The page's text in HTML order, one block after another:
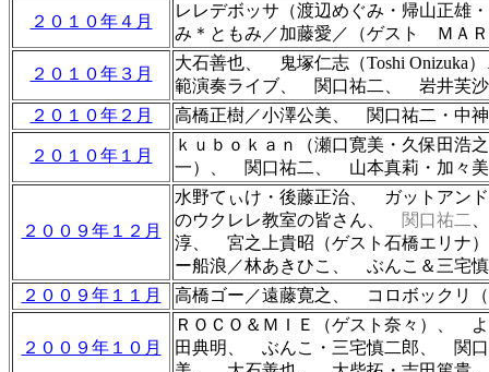
２０１０年４月
レレデボッサ（渡辺めぐみ・帰山正雄
み＊ともみ／加藤愛／（ゲスト Ｍ
２０１０年３月
大石善也 、 鬼塚仁志（Toshi
範演奏ライブ、 関口祐二、 岩井芙
２０１０年２月
高橋正樹／小澤公美、 関口祐二・
２０１０年１月
ｋｕｂｏｋａｎ（瀬口寛美・久保田
一）、 関口祐二、 山本真莉・加々
２００９年１２月
水野てぃけ・後藤正治、 ガットアン
のウクレレ教室の皆さん、 関口祐二
淳、 宮之上貴昭（ゲスト石橋エリナ
ー船浪／林あきひこ、 ぶんこ＆三宅
２００９年１１月
高橋ゴー／遠藤寛之、 コロボックリ
２００９年１０月
ＲＯＣＯ＆ＭＩＥ（ゲスト奈々）、
田典明、 ぶんこ・三宅慎二郎、 関